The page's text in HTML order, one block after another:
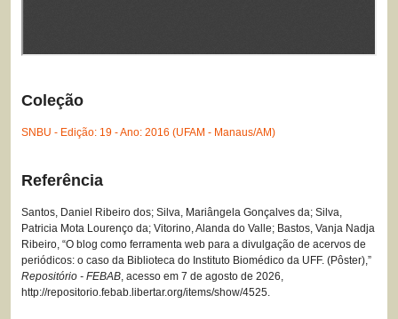
Coleção
SNBU - Edição: 19 - Ano: 2016 (UFAM - Manaus/AM)
Referência
Santos, Daniel Ribeiro dos; Silva, Mariângela Gonçalves da; Silva,
Patricia Mota Lourenço da; Vitorino, Alanda do Valle; Bastos, Vanja Nadja
Ribeiro, “O blog como ferramenta web para a divulgação de acervos de
periódicos: o caso da Biblioteca do Instituto Biomédico da UFF. (Pôster),”
Repositório - FEBAB, acesso em 7 de agosto de 2026,
http://repositorio.febab.libertar.org/items/show/4525.